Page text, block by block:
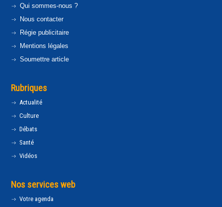
Qui sommes-nous ?
Nous contacter
Régie publicitaire
Mentions légales
Soumettre article
Rubriques
Actualité
Culture
Débats
Santé
Vidéos
Nos services web
Votre agenda